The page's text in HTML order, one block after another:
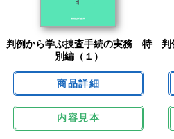
判例から学ぶ捜査手続の実務 特
別編（１）
内容見本
判